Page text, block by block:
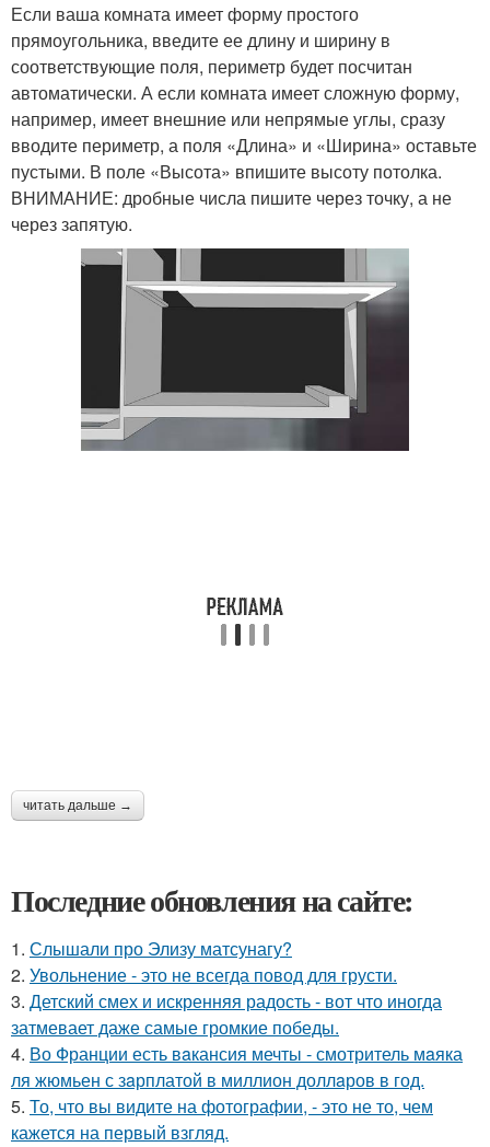
Если ваша комната имеет форму простого
прямоугольника, введите ее длину и ширину в
соответствующие поля, периметр будет посчитан
автоматически. А если комната имеет сложную форму,
например, имеет внешние или непрямые углы, сразу
вводите периметр, а поля «Длина» и «Ширина» оставьте
пустыми. В поле «Высота» впишите высоту потолка.
ВНИМАНИЕ: дробные числа пишите через точку, а не
через запятую.
читать дальше →
Последние обновления на сайте:
1. Слышали про Элизу матсунагу?
2. Увольнение - это не всегда повод для грусти.
3. Детский смех и искренняя радость - вот что иногда
затмевает даже самые громкие победы.
4. Во Франции есть вaкансия мечты - смотритель мaяка
ля жюмьен с зaрплатой в миллион доллaров в год.
5. То, что вы видите на фотографии, - это не то, чем
кажется на первый взгляд.